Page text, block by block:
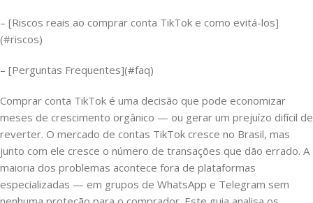
– [Riscos reais ao comprar conta TikTok e como evitá-los]
(#riscos)
– [Perguntas Frequentes](#faq)
Comprar conta TikTok é uma decisão que pode economizar
meses de crescimento orgânico — ou gerar um prejuízo difícil de
reverter. O mercado de contas TikTok cresce no Brasil, mas
junto com ele cresce o número de transações que dão errado. A
maioria dos problemas acontece fora de plataformas
especializadas — em grupos de WhatsApp e Telegram sem